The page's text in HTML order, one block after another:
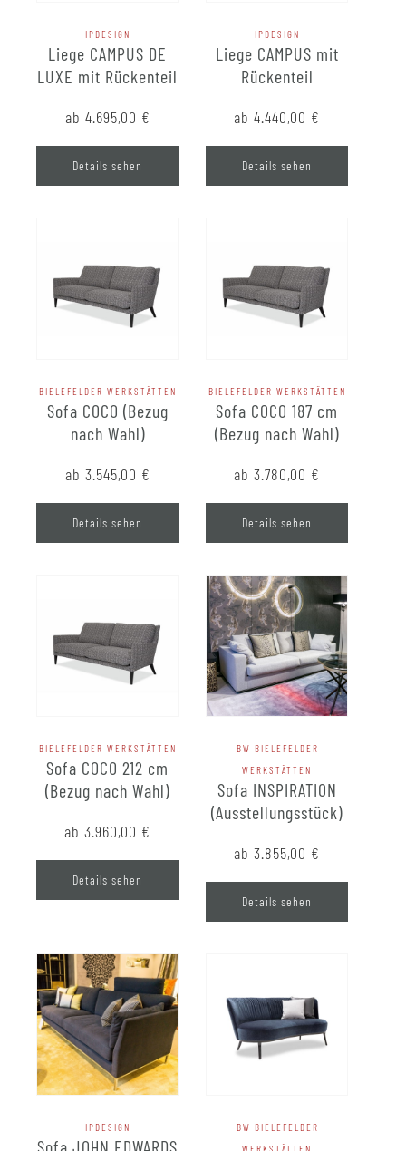
IPDESIGN
Liege CAMPUS DE
LUXE mit Rückenteil
ab 4.695,00 €
Details sehen
IPDESIGN
Liege CAMPUS mit
Rückenteil
ab 4.440,00 €
Details sehen
BIELEFELDER WERKSTÄTTEN
Sofa COCO (Bezug
nach Wahl)
ab 3.545,00 €
Details sehen
BIELEFELDER WERKSTÄTTEN
Sofa COCO 187 cm
(Bezug nach Wahl)
ab 3.780,00 €
Details sehen
BIELEFELDER WERKSTÄTTEN
Sofa COCO 212 cm
(Bezug nach Wahl)
ab 3.960,00 €
Details sehen
BW BIELEFELDER
WERKSTÄTTEN
Sofa INSPIRATION
(Ausstellungsstück)
ab 3.855,00 €
Details sehen
IPDESIGN
Sofa JOHN EDWARDS
BW BIELEFELDER
WERKSTÄTTEN